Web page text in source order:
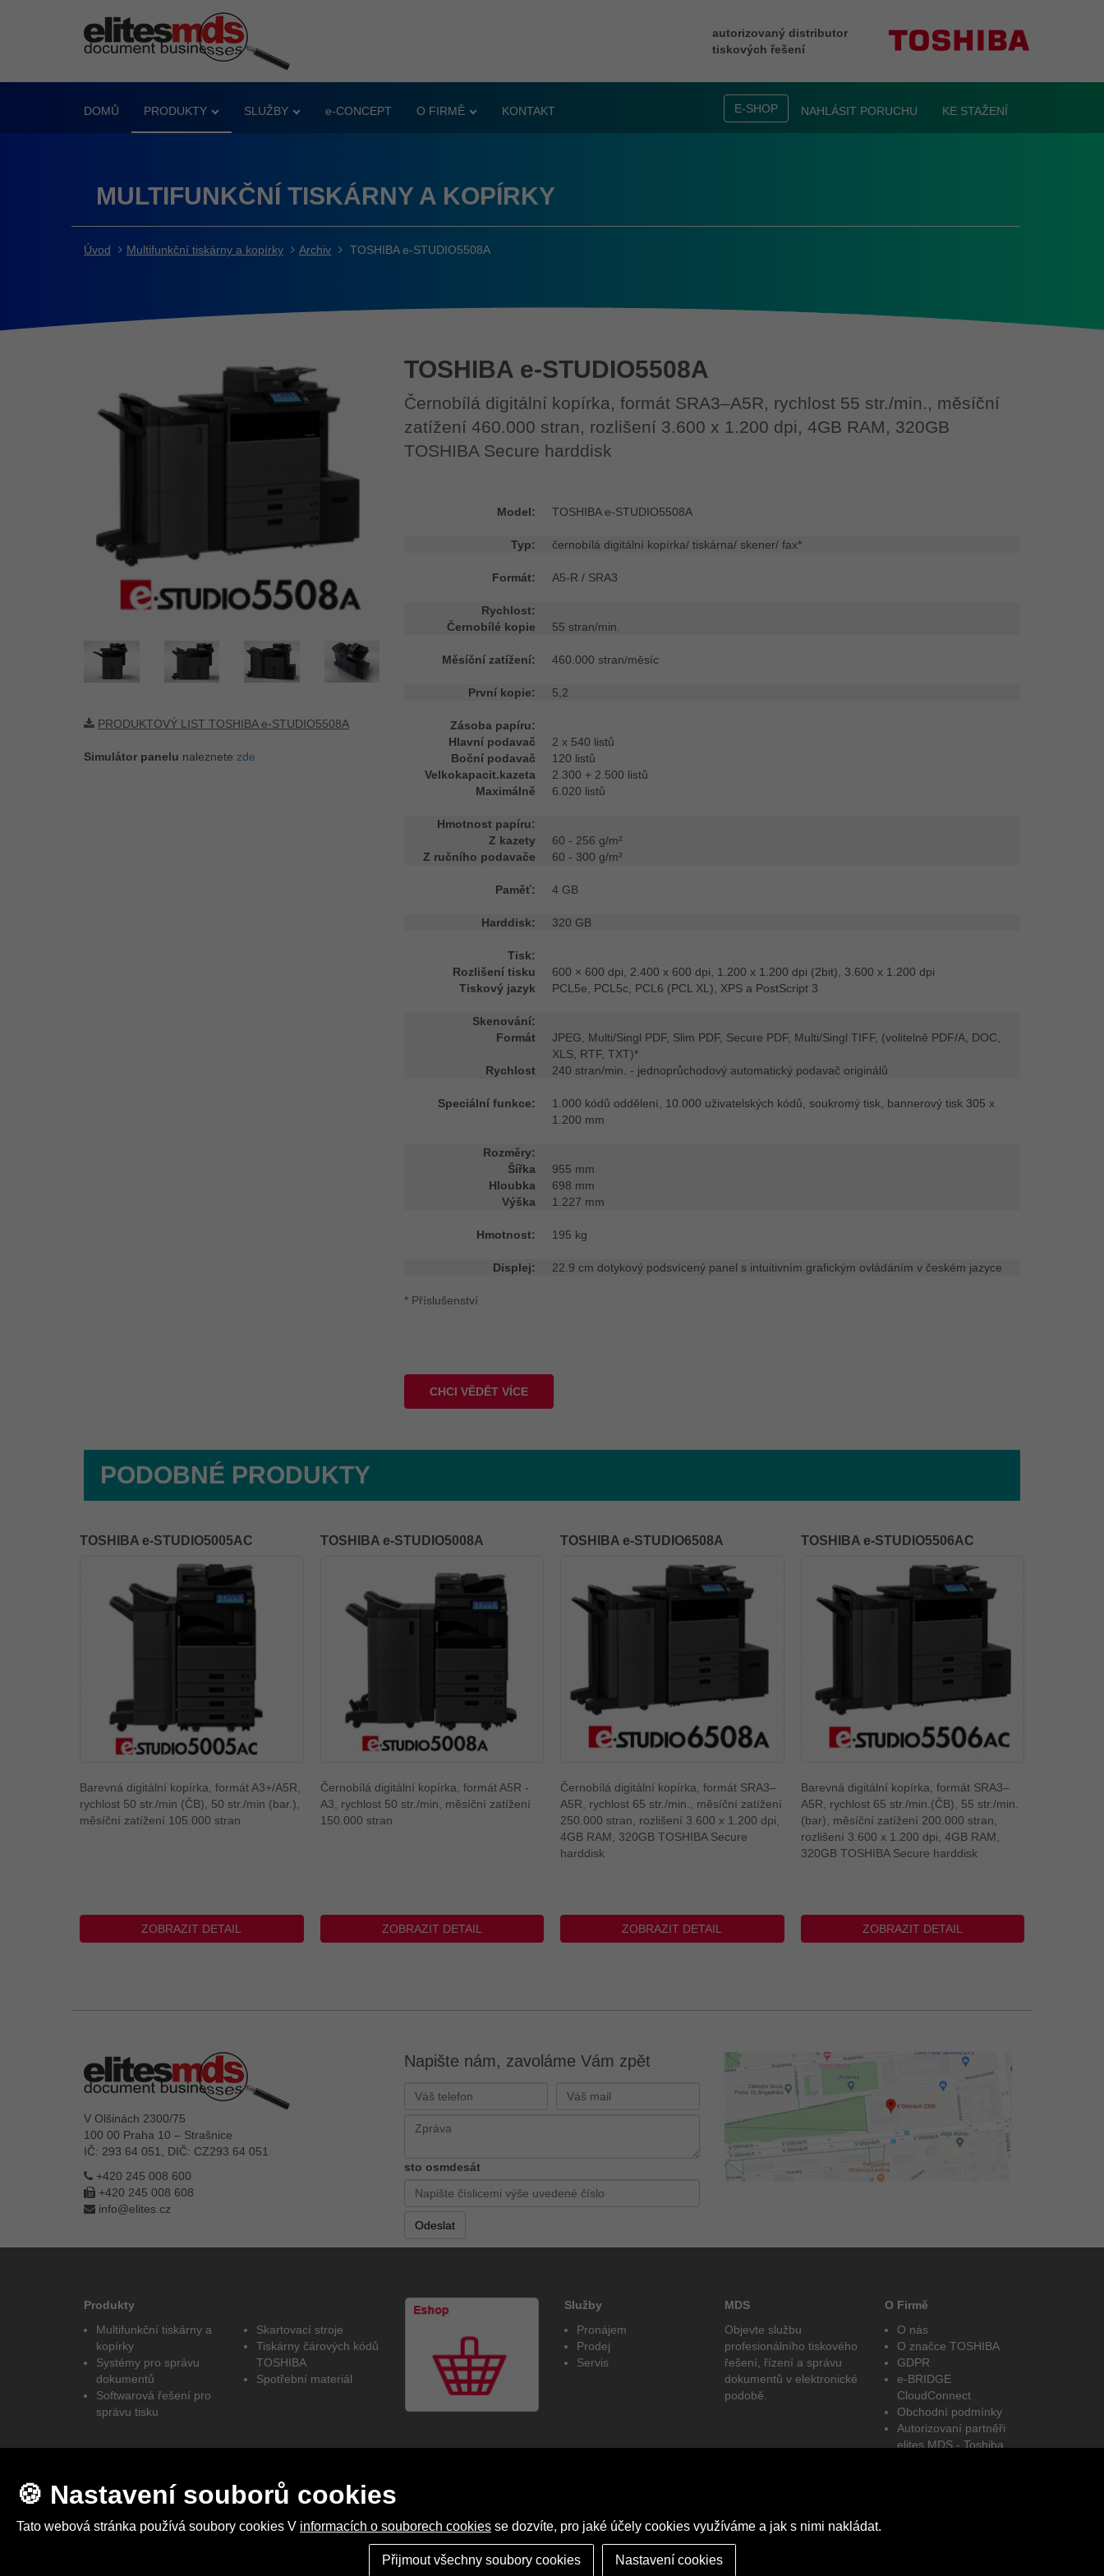
autorizovaný distributor
tiskových řešení
DOMŮ PRODUKTY SLUŽBY e-CONCEPT O FIRMĚ KONTAKT NAHLÁSIT PORUCHU KE STAŽENÍ
E-SHOP
MULTIFUNKČNÍ TISKÁRNY A KOPÍRKY
Úvod Multifunkční tiskárny a kopírky Archiv TOSHIBA e-STUDIO5508A
PRODUKTOVÝ LIST TOSHIBA e-STUDIO5508A
Simulátor panelu naleznete zde
TOSHIBA e-STUDIO5508A
Černobílá digitální kopírka, formát SRA3–A5R, rychlost 55 str./min., měsíční
zatížení 460.000 stran, rozlišení 3.600 x 1.200 dpi, 4GB RAM, 320GB
TOSHIBA Secure harddisk
Model: TOSHIBA e-STUDIO5508A
Typ: černobílá digitální kopírka/ tiskárna/ skener/ fax*
Formát: A5-R / SRA3
Rychlost:
Černobílé kopie
55 stran/min.
Měsíční zatížení: 460.000 stran/měsíc
První kopie: 5,2
Zásoba papíru:
Hlavní podavač
2 x 540 listů
Boční podavač
120 listů
Velkokapacit.kazeta
2.300 + 2.500 listů
Maximálně
6.020 listů
Hmotnost papíru:
Z kazety
60 - 256 g/m²
Z ručního podavače
60 - 300 g/m²
Paměť: 4 GB
Harddisk: 320 GB
Tisk:
Rozlišení tisku
600 × 600 dpi, 2.400 x 600 dpi, 1.200 x 1.200 dpi (2bit), 3.600 x 1.200 dpi
Tiskový jazyk
PCL5e, PCL5c, PCL6 (PCL XL), XPS a PostScript 3
Skenování:
Formát
JPEG, Multi/Singl PDF, Slim PDF, Secure PDF, Multi/Singl TIFF, (volitelně PDF/A, DOC,
XLS, RTF, TXT)*
Rychlost
240 stran/min. - jednoprůchodový automatický podavač originálů
Speciální funkce:
1.000 kódů oddělení, 10.000 uživatelských kódů, soukromý tisk, bannerový tisk 305 x
1.200 mm
Rozměry:
Šířka
955 mm
Hloubka
698 mm
Výška
1.227 mm
Hmotnost: 195 kg
Displej: 22.9 cm dotykový podsvícený panel s intuitivním grafickým ovládáním v českém jazyce
* Příslušenství
CHCI VĚDĚT VÍCE
PODOBNÉ PRODUKTY
TOSHIBA e-STUDIO5005AC
Barevná digitální kopírka, formát A3+/A5R,
rychlost 50 str./min (ČB), 50 str./min (bar.),
měsíční zatížení 105.000 stran.
ZOBRAZIT DETAIL
TOSHIBA e-STUDIO5008A
Černobílá digitální kopírka, formát A5R -
A3, rychlost 50 str./min, měsíční zatížení
150.000 stran
ZOBRAZIT DETAIL
TOSHIBA e-STUDIO6508A
Černobílá digitální kopírka, formát SRA3–
A5R, rychlost 65 str./min., měsíční zatížení
250.000 stran, rozlišení 3.600 x 1.200 dpi,
4GB RAM, 320GB TOSHIBA Secure
harddisk
ZOBRAZIT DETAIL
TOSHIBA e-STUDIO5506AC
Barevná digitální kopírka, formát SRA3–
A5R, rychlost 65 str./min.(ČB), 55 str./min.
(bar), měsíční zatížení 200.000 stran,
rozlišení 3.600 x 1.200 dpi, 4GB RAM,
320GB TOSHIBA Secure harddisk
ZOBRAZIT DETAIL
V Olšinách 2300/75
100 00 Praha 10 – Strašnice
IČ: 293 64 051, DIČ: CZ293 64 051
+420 245 008 600
+420 245 008 608
info@elites.cz
Napište nám, zavoláme Vám zpět
sto osmdesát
Produkty
Multifunkční tiskárny a
kopírky
Systémy pro správu
dokumentů
Softwarová řešení pro
správu tisku
Skartovací stroje
Tiskárny čárových kódů
TOSHIBA
Spotřební materiál
Služby
Pronájem
Prodej
Servis
MDS
Objevte službu
profesionálního tiskového
řešení, řízení a správu
dokumentů v elektronické
podobě.
O Firmě
O nás
O značce TOSHIBA
GDPR
e-BRIDGE
CloudConnect
Obchodní podmínky
Autorizovaní partněři
elites MDS - Toshiba
Up-net Multimedia
🍪 Nastavení souborů cookies
Tato webová stránka používá soubory cookies V informacích o souborech cookies se dozvíte, pro jaké účely cookies využíváme a jak s nimi nakládat.
Přijmout všechny soubory cookies Nastavení cookies